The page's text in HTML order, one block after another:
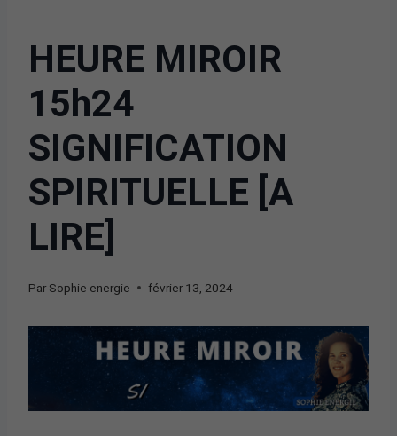
HEURE MIROIR
15h24
SIGNIFICATION
SPIRITUELLE [A
LIRE]
Par Sophie energie février 13, 2024